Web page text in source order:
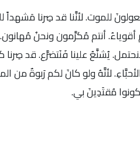
للموت. لأنَّنا قد صِرنا
أنتم مُكرَّمون ونحنُ
يُشنَّعُ علينا فَنَتضرَّع. قد صِرنا
لأنَّهُ ولو كانَ لكم رَبوةٌ من
مُقتَدِينَ بي.